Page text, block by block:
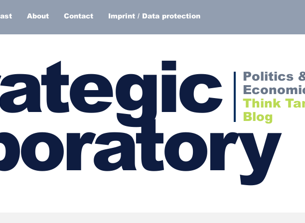
About Contact Imprint / Data protection
Politics
Think
Blog